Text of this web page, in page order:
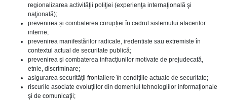
regionalizarea activităţii poliţiei (experienţa internaţională şi
naţională);
prevenirea și combaterea corupției în cadrul sistemului afacerilor
interne;
prevenirea manifestărilor radicale, iredentiste sau extremiste în
contextul actual de securitate publică;
prevenirea şi combaterea infracţiunilor motivate de prejudecată,
etnie, discriminare;
asigurarea securităţii frontaliere în condiţiile actuale de securitate;
riscurile asociate evoluţiilor din domeniul tehnologiilor informaţionale
şi de comunicaţii;